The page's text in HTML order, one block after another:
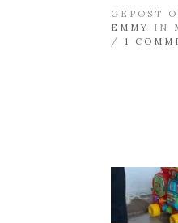
GEPOST
EMMY
IN
/ 1